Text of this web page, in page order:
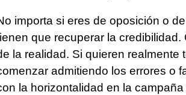
importa si eres de oposición o
que recuperar la
la realidad. Si quieren
admitiendo los errores o
la horizontalidad en la